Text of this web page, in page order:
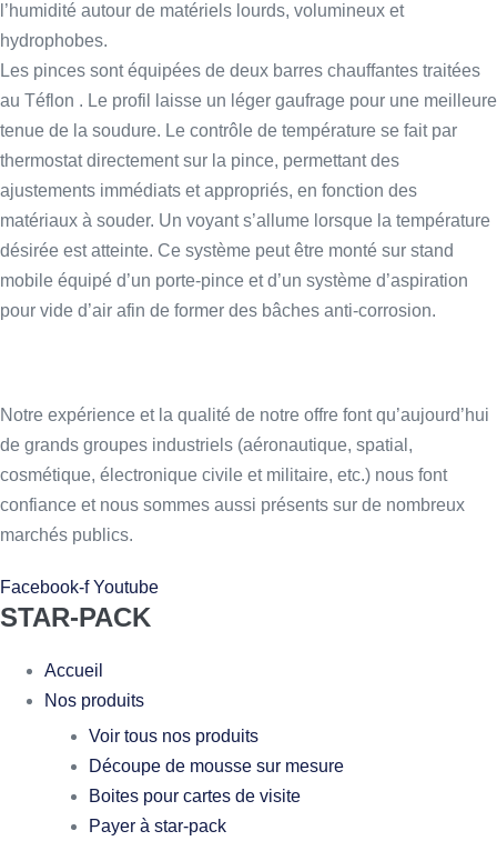
l’humidité autour de matériels lourds, volumineux et
hydrophobes.
Les pinces sont équipées de deux barres chauffantes traitées
au Téflon . Le profil laisse un léger gaufrage pour une meilleure
tenue de la soudure. Le contrôle de température se fait par
thermostat directement sur la pince, permettant des
ajustements immédiats et appropriés, en fonction des
matériaux à souder. Un voyant s’allume lorsque la température
désirée est atteinte. Ce système peut être monté sur stand
mobile équipé d’un porte-pince et d’un système d’aspiration
pour vide d’air afin de former des bâches anti-corrosion.
Notre expérience et la qualité de notre offre font qu’aujourd’hui
de grands groupes industriels (aéronautique, spatial,
cosmétique, électronique civile et militaire, etc.) nous font
confiance et nous sommes aussi présents sur de nombreux
marchés publics.
Facebook-f Youtube
STAR-PACK
Accueil
Nos produits
Voir tous nos produits
Découpe de mousse sur mesure
Boites pour cartes de visite
Payer à star-pack